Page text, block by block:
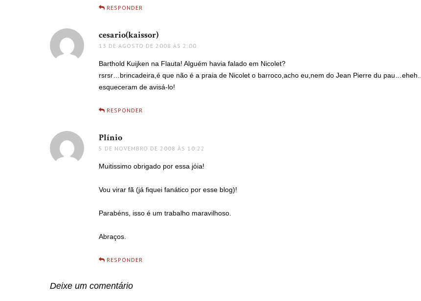
RESPONDER
cesario(kaissor)
13 DE AGOSTO DE 2008 ÀS 2:00
Barthold Kuijken na Flauta! Alguém havia falado em Nicolet?
rsrsr…brincadeira,é que não é a praia de Nicolet o barroco,acho eu,nem do Jean Pierre du pau…eheh…
esqueceram de avisá-lo!
RESPONDER
Plínio
5 DE NOVEMBRO DE 2008 ÀS 10:22
Muitissimo obrigado por essa jóia!
Vou virar fã (já fiquei fanático por esse blog)!
Parabéns, isso é um trabalho maravilhoso.
Abraços.
RESPONDER
Deixe um comentário